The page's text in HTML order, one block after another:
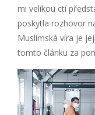
mi velikou ctí
poskytla rozhovor
Muslimská víra je
tomto článku za